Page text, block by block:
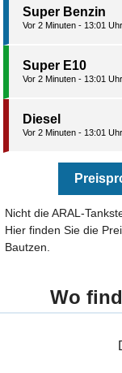
Super Benzin
Vor 2 Minuten - 13:01 Uhr
Super E10
Vor 2 Minuten - 13:01 Uhr
Diesel
Vor 2 Minuten - 13:01 Uhr
Nicht die ARAL-
Hier finden Sie die
Bautzen.
Wo